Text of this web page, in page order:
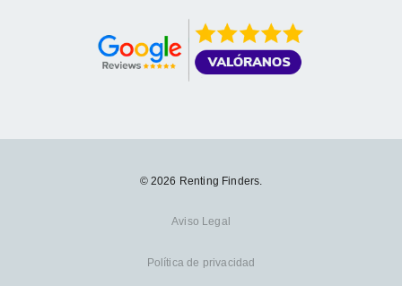
© 2026 Renting Finders.
Aviso Legal
Política de privacidad